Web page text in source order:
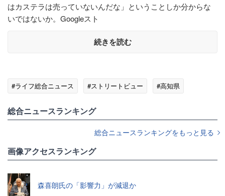
はカステラは売っていないんだな」ということしか分からな
いではないか。Googleスト
続きを読む
#ライフ総合ニュース #ストリートビュー #高知県
総合ニュースランキング
総合ニュースランキングをもっと見る
画像アクセスランキング
森喜朗氏の「影響力」が減退か